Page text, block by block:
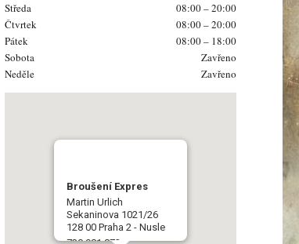
Středa
08:00 – 20:00
Čtvrtek
08:00 – 20:00
Pátek
08:00 – 18:00
Sobota
Zavřeno
Neděle
Zavřeno
Broušení Expres
Martin Urlich
Sekaninova 1021/26
128 00 Praha 2 - Nusle